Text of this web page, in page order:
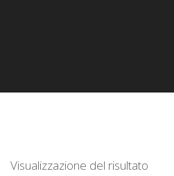
Visualizzazione del risultato